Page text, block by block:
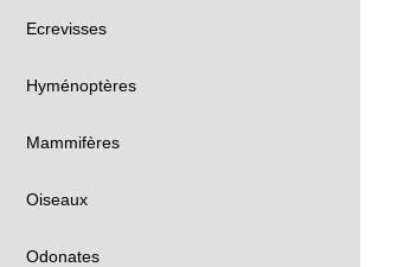
Ecrevisses
Hyménoptères
Mammifères
Oiseaux
Odonates